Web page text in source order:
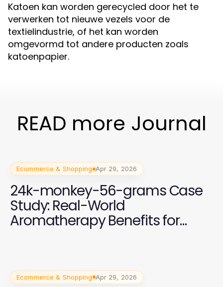
Katoen kan worden gerecycled door het te
verwerken tot nieuwe vezels voor de
textielindustrie, of het kan worden
omgevormd tot andere producten zoals
katoenpapier.
READ more Journal
Ecommerce & Shopping Apr 29, 2026
24k-monkey-56-grams Case
Study: Real-World
Aromatherapy Benefits for
Ecommerce & Shopping Apr 29, 2026